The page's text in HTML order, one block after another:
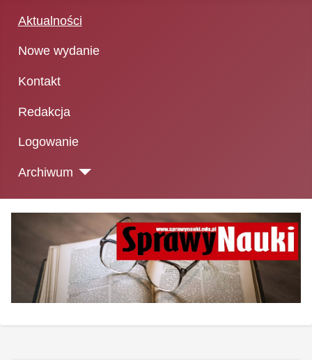
Aktualności
Nowe wydanie
Kontakt
Redakcja
Logowanie
Archiwum